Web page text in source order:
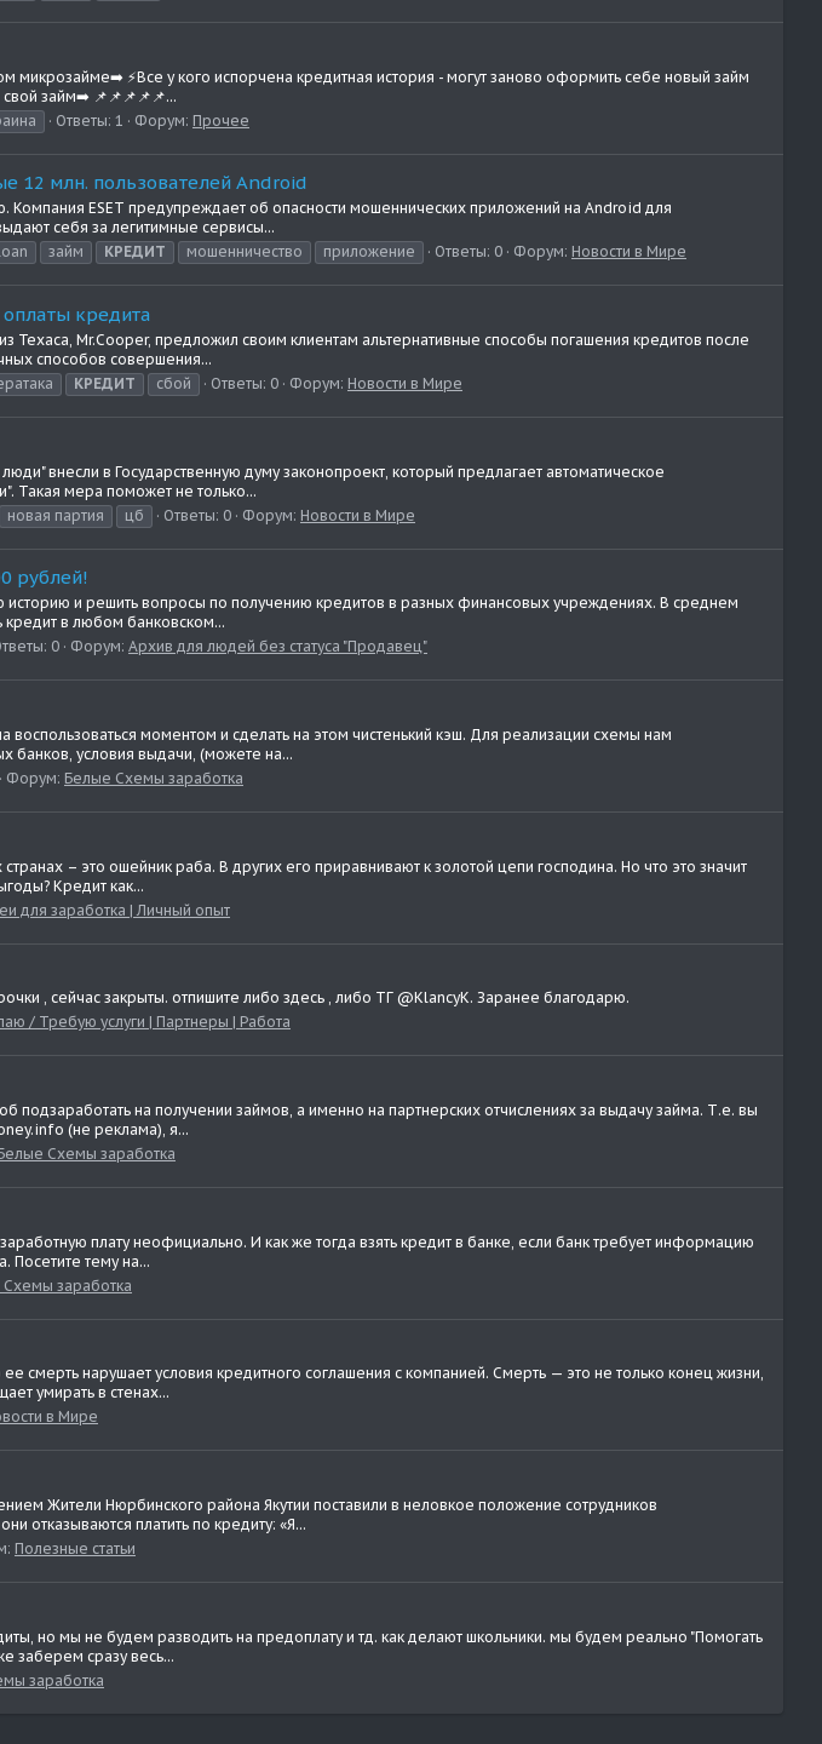
⚡️Все у кого испорчена кредитная история - могут заново оформить себе новый займ
займ➡️ 📌📌📌📌📌...
Ответы: 1 Форум: Прочее
12 млн. пользователей Android
ESET предупреждает об опасности мошеннических приложений на Android для
себя за легитимные сервисы...
займ КРЕДИТ мошенничество приложение Ответы: 0 Форум: Новости в Мире
оплаты кредита
Техаса, Mr.Cooper, предложил своим клиентам альтернативные способы погашения кредитов после
способов совершения...
КРЕДИТ сбой Ответы: 0 Форум: Новости в Мире
внесли в Государственную думу законопроект, который предлагает автоматическое
Такая мера поможет не только...
новая партия цб Ответы: 0 Форум: Новости в Мире
рублей!
историю и решить вопросы по получению кредитов в разных финансовых учреждениях. В среднем
кредит в любом банковском...
0 Форум: Архив для людей без статуса "Продавец"
моментом и сделать на этом чистенький кэш. Для реализации схемы нам
банков, условия выдачи, (можете на...
Форум: Белые Схемы заработка
– это ошейник раба. В других его приравнивают к золотой цепи господина. Но что это значит
Кредит как...
для заработка | Личный опыт
, сейчас закрыты. отпишите либо здесь , либо ТГ @KlancyK. Заранее благодарю.
/ Требую услуги | Партнеры | Работа
на получении займов, а именно на партнерских отчислениях за выдачу займа. Т.е. вы
(не реклама), я...
Схемы заработка
плату неофициально. И как же тогда взять кредит в банке, если банк требует информацию
Посетите тему на...
заработка
нарушает условия кредитного соглашения с компанией. Смерть — это не только конец жизни,
умирать в стенах...
в Мире
Жители Нюрбинского района Якутии поставили в неловкое положение сотрудников
отказываются платить по кредиту: «Я...
Полезные статьи
но мы не будем разводить на предоплату и тд. как делают школьники. мы будем реально "Помогать
заберем сразу весь...
заработка